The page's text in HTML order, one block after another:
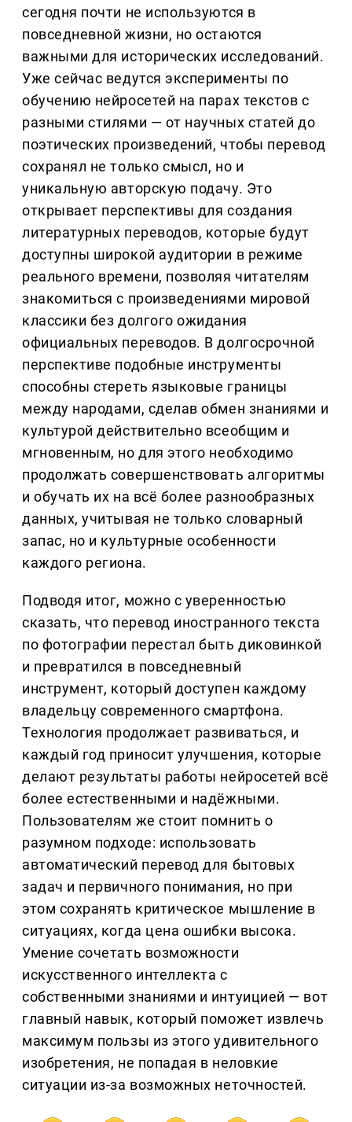
сегодня почти не используются в
повседневной жизни, но остаются
важными для исторических исследований.
Уже сейчас ведутся эксперименты по
обучению нейросетей на парах текстов с
разными стилями — от научных статей до
поэтических произведений, чтобы перевод
сохранял не только смысл, но и
уникальную авторскую подачу. Это
открывает перспективы для создания
литературных переводов, которые будут
доступны широкой аудитории в режиме
реального времени, позволяя читателям
знакомиться с произведениями мировой
классики без долгого ожидания
официальных переводов. В долгосрочной
перспективе подобные инструменты
способны стереть языковые границы
между народами, сделав обмен знаниями и
культурой действительно всеобщим и
мгновенным, но для этого необходимо
продолжать совершенствовать алгоритмы
и обучать их на всё более разнообразных
данных, учитывая не только словарный
запас, но и культурные особенности
каждого региона.
Подводя итог, можно с уверенностью
сказать, что перевод иностранного текста
по фотографии перестал быть диковинкой
и превратился в повседневный
инструмент, который доступен каждому
владельцу современного смартфона.
Технология продолжает развиваться, и
каждый год приносит улучшения, которые
делают результаты работы нейросетей всё
более естественными и надёжными.
Пользователям же стоит помнить о
разумном подходе: использовать
автоматический перевод для бытовых
задач и первичного понимания, но при
этом сохранять критическое мышление в
ситуациях, когда цена ошибки высока.
Умение сочетать возможности
искусственного интеллекта с
собственными знаниями и интуицией — вот
главный навык, который поможет извлечь
максимум пользы из этого удивительного
изобретения, не попадая в неловкие
ситуации из-за возможных неточностей.